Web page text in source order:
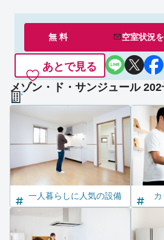
無 料 空室状況を
あとで見る
メゾン・ド・サンジュール
一人暮らしに人気の設備